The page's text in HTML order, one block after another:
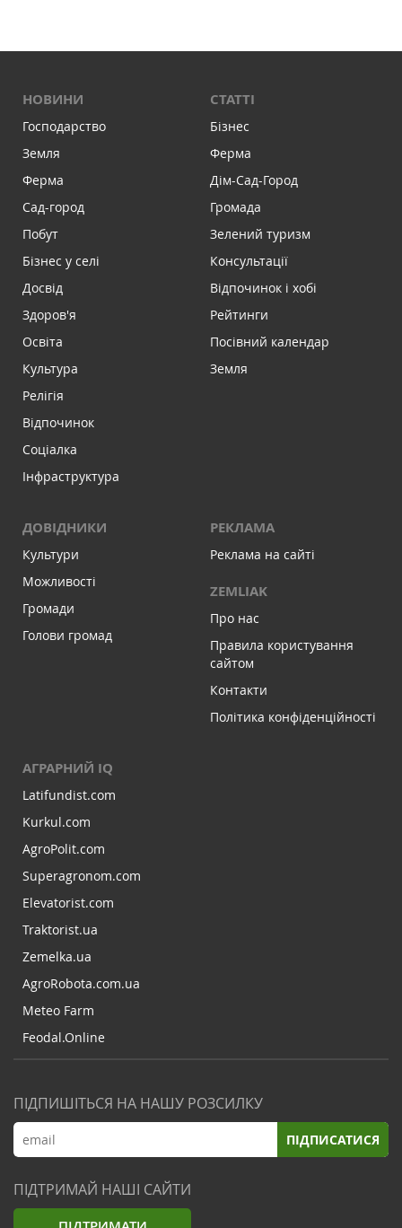
НОВИНИ
Господарство
Земля
Ферма
Сад-город
Побут
Бізнес у селі
Досвід
Здоров'я
Освіта
Культура
Релігія
Відпочинок
Соціалка
Інфраструктура
СТАТТІ
Бізнес
Ферма
Дім-Сад-Город
Громада
Зелений туризм
Консультації
Відпочинок і хобі
Рейтинги
Посівний календар
Земля
ДОВІДНИКИ
Культури
Можливості
Громади
Голови громад
РЕКЛАМА
Реклама на сайті
ZEMLIAK
Про нас
Правила користування
сайтом
Контакти
Політика конфіденційності
АГРАРНИЙ IQ
Latifundist.com
Kurkul.com
AgroPolit.com
Superagronom.com
Elevatorist.com
Traktorist.ua
Zemelka.ua
AgroRobota.com.ua
Meteo Farm
Feodal.Online
ПІДПИШІТЬСЯ НА НАШУ РОЗСИЛКУ
ПІДПИСАТИСЯ
ПІДТРИМАЙ НАШІ САЙТИ